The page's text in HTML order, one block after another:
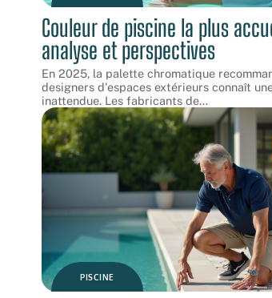
Couleur de piscine la plus
analyse et perspectives
En 2025, la palette chromatique
designers d'espaces extérieurs connaît
inattendue. Les fabricants de…
PISCINE